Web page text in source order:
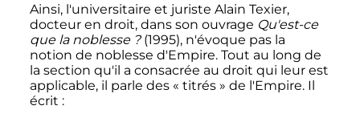
Ainsi, l'universitaire et juriste Alain Texier,
docteur en droit, dans son ouvrage Qu'est-ce
que la noblesse ?(1995), n'évoque pas la
notion de noblesse d'Empire. Tout au long de
la section qu'il a consacrée au droit qui leur est
applicable, il parle des « titrés » de l'Empire. Il
écrit :